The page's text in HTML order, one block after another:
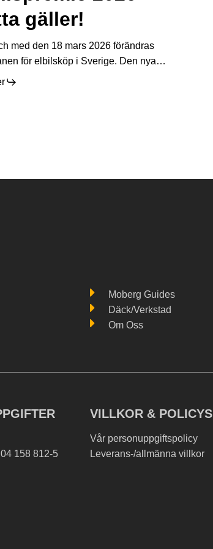
gäller!
med den 18 mars 2026 förändras
för elbilsköp i Sverige. Den nya…
Moberg Guides
Däck/Verkstad
Om Oss
158 812-5
VILLKOR & POLICYS
Vår personuppgiftspolicy
Leverans-/allmänna villkor